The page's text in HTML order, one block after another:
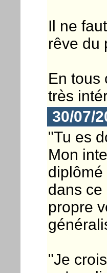
Il ne
rêve du
En tous
très
30/07/
"Tu es
Mon
dans ce
propre
"Je